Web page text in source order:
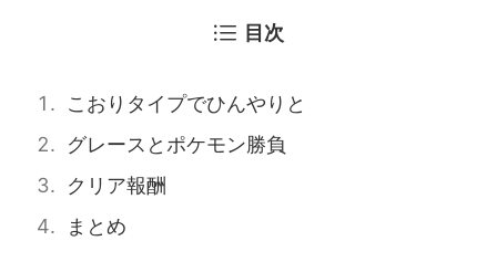
目次
こおりタイプでひんやりと
グレースとポケモン勝負
クリア報酬
まとめ